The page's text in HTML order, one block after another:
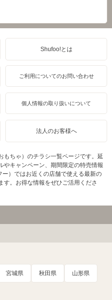
Shufoo!とは
ご利用についてのお問い合わせ
個人情報の取り扱いについて
法人のお客様へ
もちゃ）のチラシ一覧ページです。延
やキャンペーン、期間限定の特売情報
）ではお近くの店舗で使える最新の
す。お得な情報をぜひご活用くださ
宮城県 秋田県 山形県